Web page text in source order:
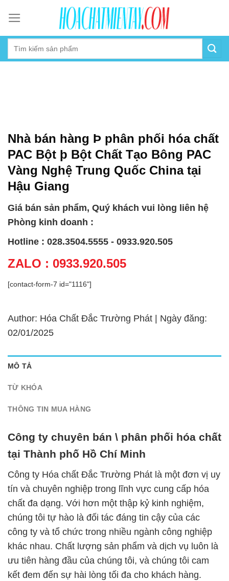
content
Nhà bán hàng Þ phân phối hóa chất
PAC Bột þ Bột Chất Tạo Bông PAC
Vàng Nghệ Trung Quốc China tại
Hậu Giang
Giá bán sản phẩm, Quý khách vui lòng liên hệ
Phòng kinh doanh :
Hotline : 028.3504.5555 - 0933.920.505
ZALO : 0933.920.505
[contact-form-7 id="1116"]
Author: Hóa Chất Đắc Trường Phát | Ngày đăng:
02/01/2025
MÔ TẢ
TỪ KHÓA
THÔNG TIN MUA HÀNG
Công ty chuyên bán \ phân phối hóa chất
tại Thành phố Hồ Chí Minh
Công ty Hóa chất Đắc Trường Phát là một đơn vị uy
tín và chuyên nghiệp trong lĩnh vực cung cấp hóa
chất đa dạng. Với hơn một thập kỷ kinh nghiệm,
chúng tôi tự hào là đối tác đáng tin cậy của các
công ty và tổ chức trong nhiều ngành công nghiệp
khác nhau. Chất lượng sản phẩm và dịch vụ luôn là
ưu tiên hàng đầu của chúng tôi, và chúng tôi cam
kết đem đến sự hài lòng tối đa cho khách hàng.